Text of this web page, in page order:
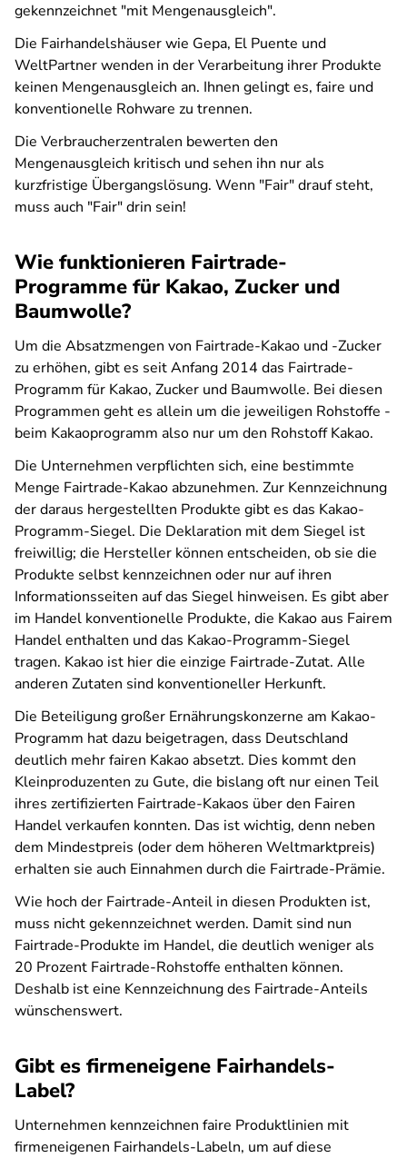
gekennzeichnet "mit Mengenausgleich".
Die Fairhandelshäuser wie Gepa, El Puente und
WeltPartner wenden in der Verarbeitung ihrer Produkte
keinen Mengenausgleich an. Ihnen gelingt es, faire und
konventionelle Rohware zu trennen.
Die Verbraucherzentralen bewerten den
Mengenausgleich kritisch und sehen ihn nur als
kurzfristige Übergangslösung. Wenn "Fair" drauf steht,
muss auch "Fair" drin sein!
Wie funktionieren Fairtrade-
Programme für Kakao, Zucker und
Baumwolle?
Um die Absatzmengen von Fairtrade-Kakao und -Zucker
zu erhöhen, gibt es seit Anfang 2014 das Fairtrade-
Programm für Kakao, Zucker und Baumwolle. Bei diesen
Programmen geht es allein um die jeweiligen Rohstoffe -
beim Kakaoprogramm also nur um den Rohstoff Kakao.
Die Unternehmen verpflichten sich, eine bestimmte
Menge Fairtrade-Kakao abzunehmen. Zur Kennzeichnung
der daraus hergestellten Produkte gibt es das Kakao-
Programm-Siegel. Die Deklaration mit dem Siegel ist
freiwillig; die Hersteller können entscheiden, ob sie die
Produkte selbst kennzeichnen oder nur auf ihren
Informationsseiten auf das Siegel hinweisen. Es gibt aber
im Handel konventionelle Produkte, die Kakao aus Fairem
Handel enthalten und das Kakao-Programm-Siegel
tragen. Kakao ist hier die einzige Fairtrade-Zutat. Alle
anderen Zutaten sind konventioneller Herkunft.
Die Beteiligung großer Ernährungskonzerne am Kakao-
Programm hat dazu beigetragen, dass Deutschland
deutlich mehr fairen Kakao absetzt. Dies kommt den
Kleinproduzenten zu Gute, die bislang oft nur einen Teil
ihres zertifizierten Fairtrade-Kakaos über den Fairen
Handel verkaufen konnten. Das ist wichtig, denn neben
dem Mindestpreis (oder dem höheren Weltmarktpreis)
erhalten sie auch Einnahmen durch die Fairtrade-Prämie.
Wie hoch der Fairtrade-Anteil in diesen Produkten ist,
muss nicht gekennzeichnet werden. Damit sind nun
Fairtrade-Produkte im Handel, die deutlich weniger als
20 Prozent Fairtrade-Rohstoffe enthalten können.
Deshalb ist eine Kennzeichnung des Fairtrade-Anteils
wünschenswert.
Gibt es firmeneigene Fairhandels-
Label?
Unternehmen kennzeichnen faire Produktlinien mit
firmeneigenen Fairhandels-Labeln, um auf diese